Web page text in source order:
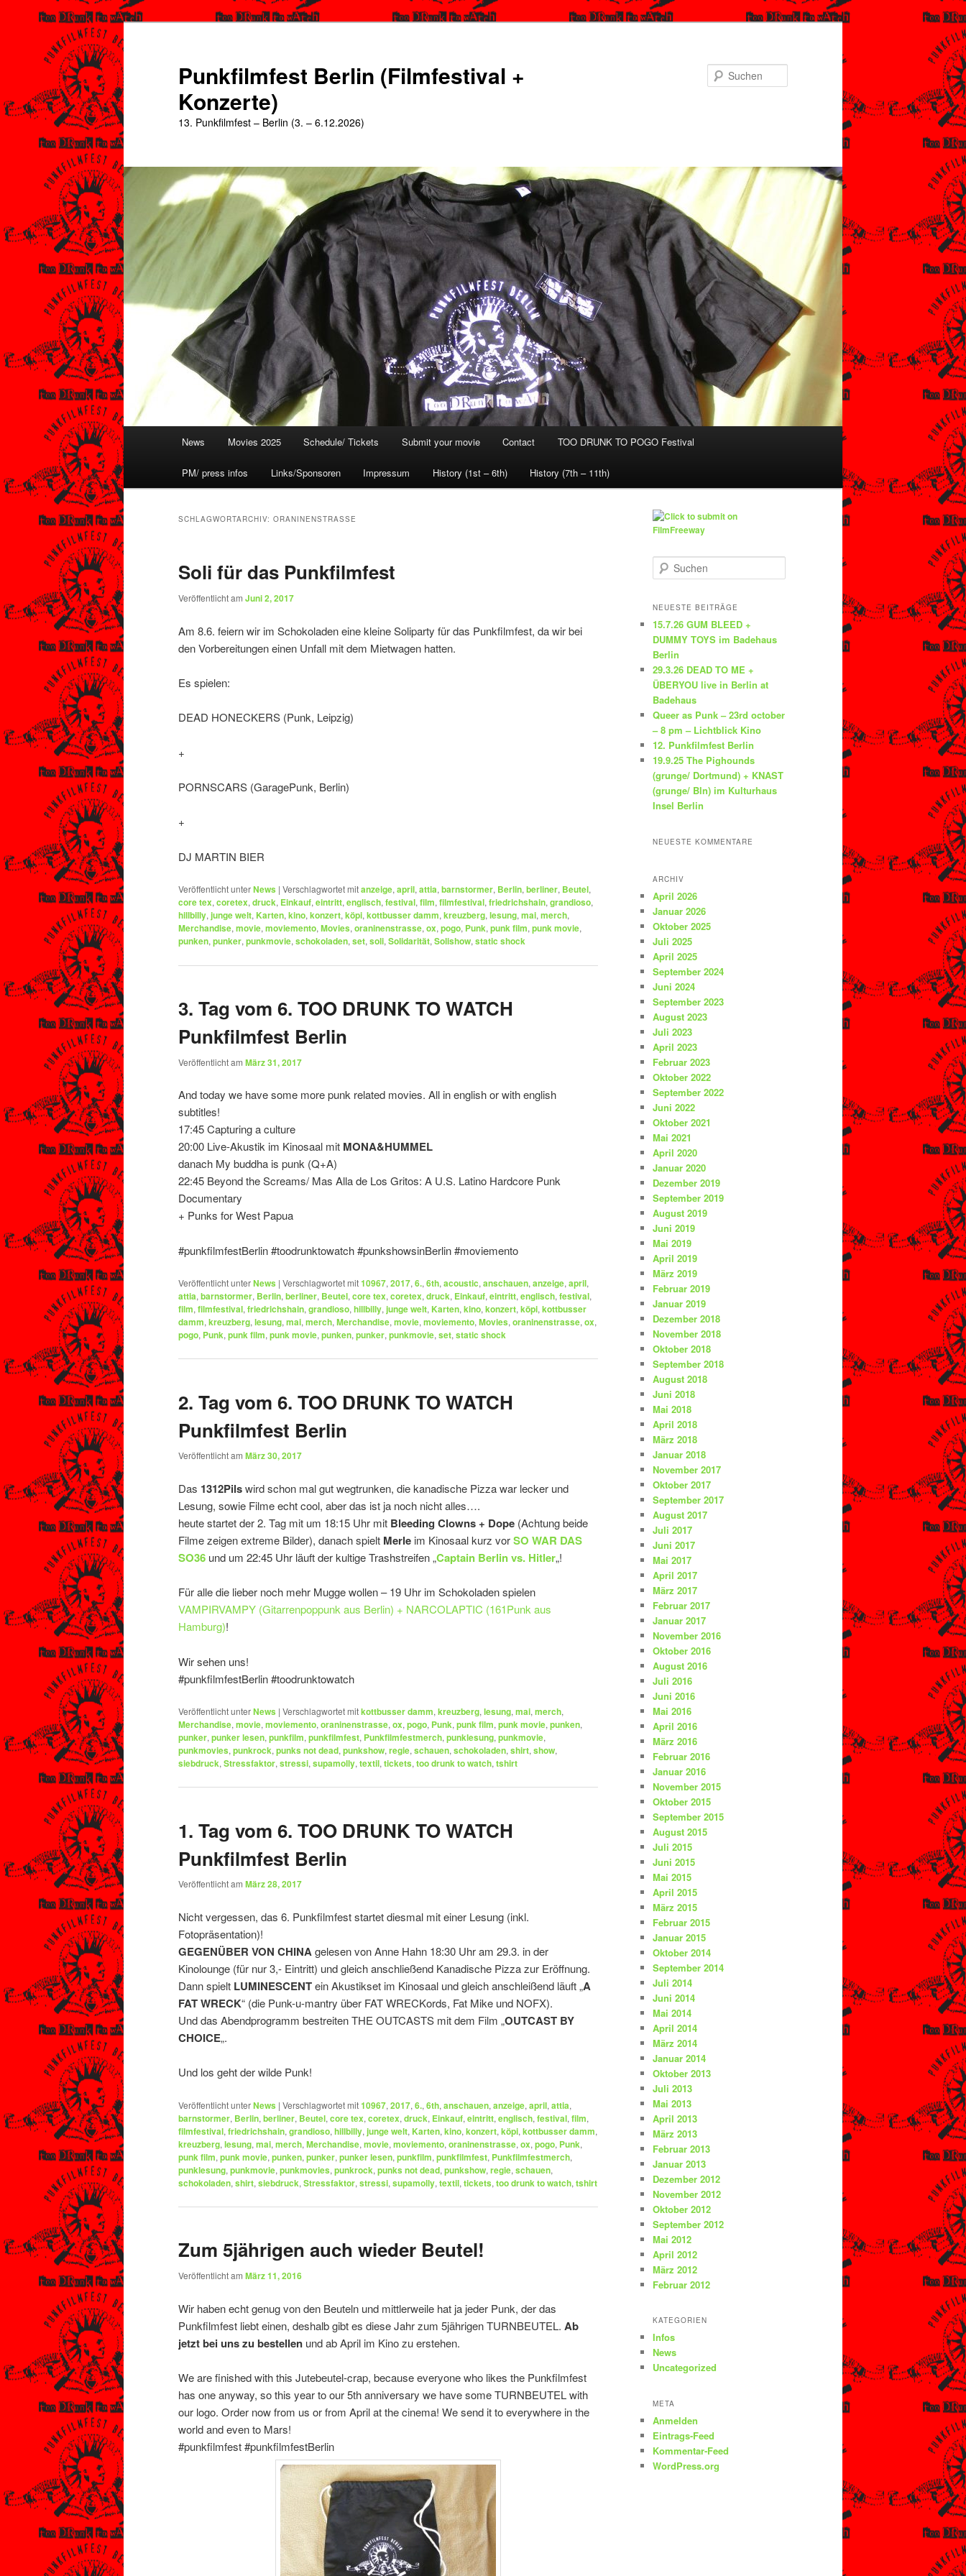
sekundären
Punkfilmfest Berlin (Filmfestival +
Konzerte)
13. Punkfilmfest – Berlin (3. – 6.12.2026)
News Movies 2025 Schedule/ Tickets Submit your movie Contact TOO DRUNK TO POGO Festival
PM/ press infos Links/Sponsoren Impressum History (1st – 6th) History (7th – 11th)
SCHLAGWORTARCHIV: ORANINENSTRASSE
Soli für das Punkfilmfest
Veröffentlicht am Juni 2, 2017
Am 8.6. feiern wir im Schokoladen eine kleine Soliparty für das Punkfilmfest, da wir bei
den Vorbereitungen einen Unfall mit dem Mietwagen hatten.
Es spielen:
DEAD HONECKERS (Punk, Leipzig)
+
PORNSCARS (GaragePunk, Berlin)
+
DJ MARTIN BIER
Veröffentlicht unterNews | Verschlagwortet mitanzeige, april, attia, barnstormer, Berlin, berliner, Beutel,
core tex, coretex, druck, Einkauf, eintritt, englisch, festival, film, filmfestival, friedrichshain, grandioso,
hillbilly, junge welt, Karten, kino, konzert, köpi, kottbusser damm, kreuzberg, lesung, mai, merch,
Merchandise, movie, moviemento, Movies, oraninenstrasse, ox, pogo, Punk, punk film, punk movie,
punken, punker, punkmovie, schokoladen, set, soli, Solidarität, Solishow, static shock
3. Tag vom 6. TOO DRUNK TO WATCH
Punkfilmfest Berlin
Veröffentlicht am März 31, 2017
And today we have some more punk related movies. All in english or with english
subtitles!
17:45 Capturing a culture
20:00 Live-Akustik im Kinosaal mit MONA&HUMMEL
danach My buddha is punk (Q+A)
22:45 Beyond the Screams/ Mas Alla de Los Gritos: A U.S. Latino Hardcore Punk
Documentary
+ Punks for West Papua
#punkfilmfestBerlin #toodrunktowatch #punkshowsinBerlin #moviemento
Veröffentlicht unterNews | Verschlagwortet mit10967, 2017, 6., 6th, acoustic, anschauen, anzeige, april,
attia, barnstormer, Berlin, berliner, Beutel, core tex, coretex, druck, Einkauf, eintritt, englisch, festival,
film, filmfestival, friedrichshain, grandioso, hillbilly, junge welt, Karten, kino, konzert, köpi, kottbusser
damm, kreuzberg, lesung, mai, merch, Merchandise, movie, moviemento, Movies, oraninenstrasse, ox,
pogo, Punk, punk film, punk movie, punken, punker, punkmovie, set, static shock
2. Tag vom 6. TOO DRUNK TO WATCH
Punkfilmfest Berlin
Veröffentlicht am März 30, 2017
Das 1312Pilswird schon mal gut wegtrunken, die kanadische Pizza war lecker und
Lesung, sowie Filme echt cool, aber das ist ja noch nicht alles….
heute startet der 2. Tag mit um 18:15 Uhr mit Bleeding Clowns + Dope (Achtung beide
Filme zeigen extreme Bilder), danach spielt Merle im Kinosaal kurz vorSO WAR DAS
SO36 und um 22:45 Uhr läuft der kultige Trashstreifen „Captain Berlin vs. Hitler„!
Für alle die lieber noch mehr Mugge wollen – 19 Uhr im Schokoladen spielen
VAMPIRVAMPY (Gitarrenpoppunk aus Berlin) + NARCOLAPTIC (161Punk aus
Hamburg)!
Wir sehen uns!
#punkfilmfestBerlin #toodrunktowatch
Veröffentlicht unterNews | Verschlagwortet mitkottbusser damm, kreuzberg, lesung, mai, merch,
Merchandise, movie, moviemento, oraninenstrasse, ox, pogo, Punk, punk film, punk movie, punken,
punker, punker lesen, punkfilm, punkfilmfest, Punkfilmfestmerch, punklesung, punkmovie,
punkmovies, punkrock, punks not dead, punkshow, regie, schauen, schokoladen, shirt, show,
siebdruck, Stressfaktor, stressi, supamolly, textil, tickets, too drunk to watch, tshirt
1. Tag vom 6. TOO DRUNK TO WATCH
Punkfilmfest Berlin
Veröffentlicht am März 28, 2017
Nicht vergessen, das 6. Punkfilmfest startet diesmal mit einer Lesung (inkl.
Fotopräsentation)!
GEGENÜBER VON CHINAgelesen von Anne Hahn 18:30 Uhr am 29.3. in der
Kinolounge (für nur 3,- Eintritt) und gleich anschließend Kanadische Pizza zur Eröffnung.
Dann spielt LUMINESCENTein Akustikset im Kinosaal und gleich anschleißend läuft „A
FAT WRECK“ (die Punk-u-mantry über FAT WRECKords, Fat Mike und NOFX).
Und das Abendprogramm bestreiten THE OUTCASTS mit dem Film „OUTCAST BY
CHOICE„.
Und los geht der wilde Punk!
Veröffentlicht unterNews | Verschlagwortet mit10967, 2017, 6., 6th, anschauen, anzeige, april, attia,
barnstormer, Berlin, berliner, Beutel, core tex, coretex, druck, Einkauf, eintritt, englisch, festival, film,
filmfestival, friedrichshain, grandioso, hillbilly, junge welt, Karten, kino, konzert, köpi, kottbusser damm,
kreuzberg, lesung, mai, merch, Merchandise, movie, moviemento, oraninenstrasse, ox, pogo, Punk,
punk film, punk movie, punken, punker, punker lesen, punkfilm, punkfilmfest, Punkfilmfestmerch,
punklesung, punkmovie, punkmovies, punkrock, punks not dead, punkshow, regie, schauen,
schokoladen, shirt, siebdruck, Stressfaktor, stressi, supamolly, textil, tickets, too drunk to watch, tshirt
Zum 5jährigen auch wieder Beutel!
Veröffentlicht am März 11, 2016
Wir haben echt genug von den Beuteln und mittlerweile hat ja jeder Punk, der das
Punkfilmfest liebt einen, deshalb gibt es diese Jahr zum 5jährigen TURNBEUTEL. Ab
jetzt bei uns zu bestellen und ab April im Kino zu erstehen.
We are finished with this Jutebeutel-crap, because everyone who likes the Punkfilmfest
has one anyway, so this year to our 5th anniversary we have some TURNBEUTEL with
our logo. Order now from us or from April at the cinema! We send it to everywhere in the
world and even to Mars!
‪#‎punkfilmfest‬ ‪#‎punkfilmfestBerlin‬
u
h
n
NEUESTE BEITRÄGE
15.7.26 GUM BLEED +
DUMMY TOYS im Badehaus
Berlin
29.3.26 DEAD TO ME +
ÜBERYOU live in Berlin at
Badehaus
Queer as Punk – 23rd october
– 8 pm – Lichtblick Kino
12. Punkfilmfest Berlin
19.9.25 The Pighounds
(grunge/ Dortmund) + KNAST
(grunge/ Bln) im Kulturhaus
Insel Berlin
NEUESTE KOMMENTARE
ARCHIV
April 2026
Januar 2026
Oktober 2025
Juli 2025
April 2025
September 2024
Juni 2024
September 2023
August 2023
Juli 2023
April 2023
Februar 2023
Oktober 2022
September 2022
Juni 2022
Oktober 2021
Mai 2021
April 2020
Januar 2020
Dezember 2019
September 2019
August 2019
Juni 2019
Mai 2019
April 2019
März 2019
Februar 2019
Januar 2019
Dezember 2018
November 2018
Oktober 2018
September 2018
August 2018
Juni 2018
Mai 2018
April 2018
März 2018
Januar 2018
November 2017
Oktober 2017
September 2017
August 2017
Juli 2017
Juni 2017
Mai 2017
April 2017
März 2017
Februar 2017
Januar 2017
November 2016
Oktober 2016
August 2016
Juli 2016
Juni 2016
Mai 2016
April 2016
März 2016
Februar 2016
Januar 2016
November 2015
Oktober 2015
September 2015
August 2015
Juli 2015
Juni 2015
Mai 2015
April 2015
März 2015
Februar 2015
Januar 2015
Oktober 2014
September 2014
Juli 2014
Juni 2014
Mai 2014
April 2014
März 2014
Januar 2014
Oktober 2013
Juli 2013
Mai 2013
April 2013
März 2013
Februar 2013
Januar 2013
Dezember 2012
November 2012
Oktober 2012
September 2012
Mai 2012
April 2012
März 2012
Februar 2012
KATEGORIEN
Infos
News
Uncategorized
META
Anmelden
Eintrags-Feed
Kommentar-Feed
WordPress.org